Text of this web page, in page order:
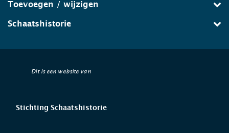
Toevoegen / wijzigen
Schaatshistorie
Dit is een website van
Stichting Schaatshistorie